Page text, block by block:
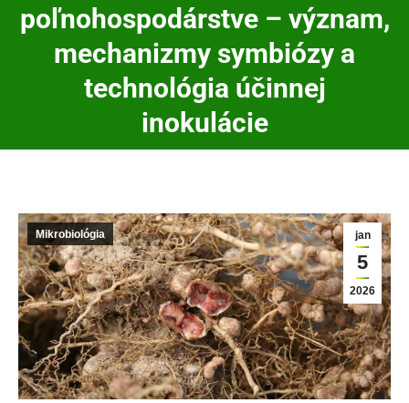
poľnohospodárstve – význam,
mechanizmy symbiózy a
technológia účinnej
inokulácie
You are here:
jan
5
2026
Mikrobiológia